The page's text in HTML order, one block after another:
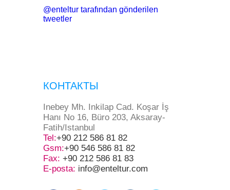
@enteltur tarafından gönderilen
tweetler
КОНТАКТЫ
Inebey Mh. Inkilap Cad. Koşar İş
Hanı No 16, Büro 203, Aksaray-
Fatih/Istanbul
Tel:+90 212 586 81 82
Gsm:+90 546 586 81 82
Fax: +90 212 586 81 83
E-posta: info@enteltur.com